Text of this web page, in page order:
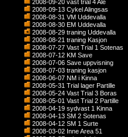
2008-09-20 vast trial 4 Ale
2008-09-13 Cykel Alingsas
2008-08-31 VM Uddevalla
2008-08-30 EM Uddevalla
2008-08-29 traning Uddevalla
2008-08-21 traning Kasjon
2008-07-27 Vast Trial 1 Sotenas
2008-07-12 KM Save
2008-07-06 Save uppvisning
2008-07-03 traning kasjon
2008-06-07 NM i Kinna
2008-05-31 Trial lager Partille
2008-05-24 Vast Trial 3 Boras
2008-05-01 Vast Trial 2 Partille
2008-04-19 sydvast 1 Kinna
2008-04-13 SM 2 Sotenas
2008-04-12 SM 1 Surte
2008-03-02 Inne Area 51